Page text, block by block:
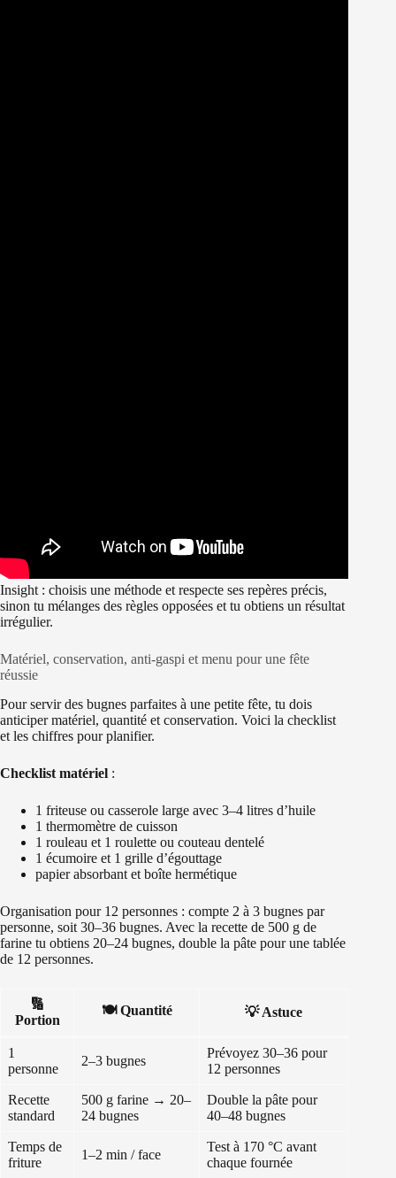
Insight : choisis une méthode et respecte ses repères précis,
sinon tu mélanges des règles opposées et tu obtiens un résultat
irrégulier.
Matériel, conservation, anti-gaspi et menu pour une fête
réussie
Pour servir des bugnes parfaites à une petite fête, tu dois
anticiper matériel, quantité et conservation. Voici la checklist
et les chiffres pour planifier.
Checklist matériel :
1 friteuse ou casserole large avec 3–4 litres d’huile
1 thermomètre de cuisson
1 rouleau et 1 roulette ou couteau dentelé
1 écumoire et 1 grille d’égouttage
papier absorbant et boîte hermétique
Organisation pour 12 personnes : compte 2 à 3 bugnes par
personne, soit 30–36 bugnes. Avec la recette de 500 g de
farine tu obtiens 20–24 bugnes, double la pâte pour une tablée
de 12 personnes.
🔢
Portion
🍽️ Quantité 💡 Astuce
1
personne
2–3 bugnes
Prévoyez 30–36 pour
12 personnes
Recette
standard
500 g farine → 20–
24 bugnes
Double la pâte pour
40–48 bugnes
Temps de
friture
1–2 min / face
Test à 170 °C avant
chaque fournée